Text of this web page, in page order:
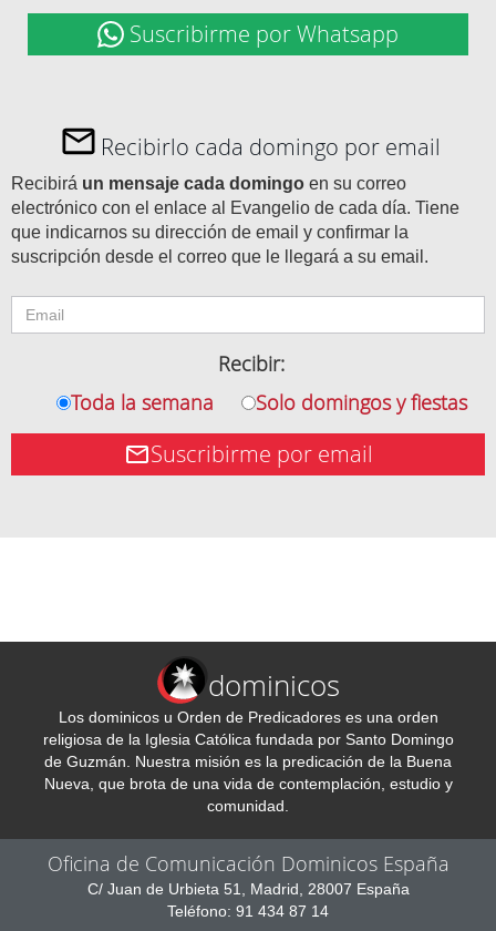
Suscribirme por Whatsapp
Recibirlo cada domingo por email
Recibirá un mensaje cada domingo en su correo
electrónico con el enlace al Evangelio de cada día. Tiene
que indicarnos su dirección de email y confirmar la
suscripción desde el correo que le llegará a su email.
Recibir:
Toda la semana
Solo domingos y fiestas
Suscribirme por email
dominicos
Los dominicos u Orden de Predicadores es una orden
religiosa de la Iglesia Católica fundada por Santo Domingo
de Guzmán. Nuestra misión es la predicación de la Buena
Nueva, que brota de una vida de contemplación, estudio y
comunidad.
Oficina de Comunicación Dominicos España
C/ Juan de Urbieta 51, Madrid, 28007 España
Teléfono: 91 434 87 14